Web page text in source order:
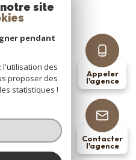
Appeler
l'agence
Contacter
l'agence
site
pendant
l'utilisation des
proposer des
statistiques !